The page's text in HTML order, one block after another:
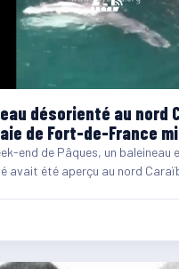
désorienté au nord
de Fort-de-France
end de Pâques, un baleineau
avait été aperçu au nord